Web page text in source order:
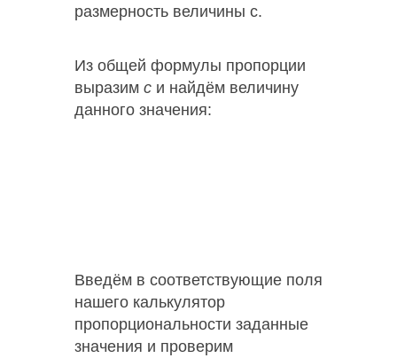
размерность величины с.
Из общей формулы пропорции
выразим c и найдём величину
данного значения:
Введём в соответствующие поля
нашего калькулятор
пропорциональности заданные
значения и проверим